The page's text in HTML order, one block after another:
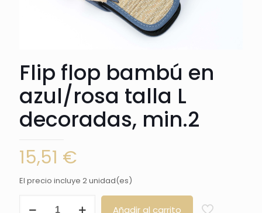
Flip flop bambú en
azul/rosa talla L
decoradas, min.2
15,51 €
El precio incluye 2 unidad(es)
Añadir al carrito